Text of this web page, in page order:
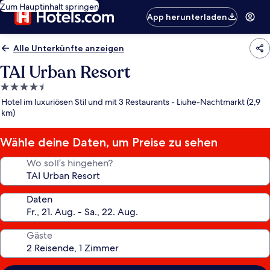
Zum Hauptinhalt springen
App herunterladen
Alle Unterkünfte anzeigen
TAI Urban Resort
4.5-
Sterne-
Unterkunft
Hotel im luxuriösen Stil und mit 3 Restaurants - Liuhe-Nachtmarkt (2,9
km)
Wähle deine Daten, um Preise zu sehen
Wo soll’s hingehen?
Daten
Gäste